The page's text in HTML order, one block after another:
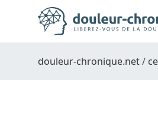
douleur-chronique.net